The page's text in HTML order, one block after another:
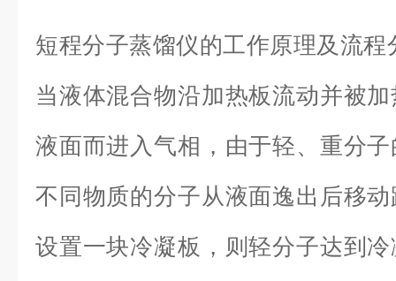
短程分子蒸馏仪的工作原理及流程
当液体混合物沿加热板流动并被
液面而进入气相，由于轻、重分
不同物质的分子从液面逸出后移
设置一块冷凝板，则轻分子达到